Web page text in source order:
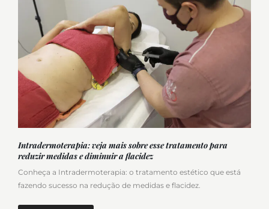
Intradermoterapia: veja mais sobre esse tratamento para
reduzir medidas e diminuir a flacidez
Conheça a Intradermoterapia: o tratamento estético que está
fazendo sucesso na redução de medidas e flacidez.